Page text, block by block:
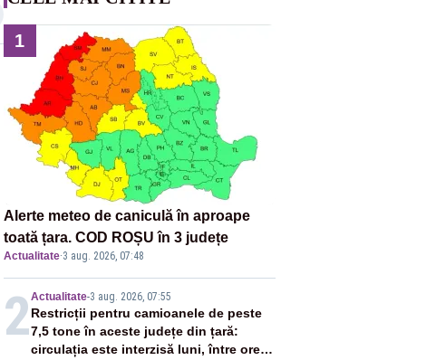
1
Alerte meteo de caniculă în aproape
toată țara. COD ROȘU în 3 județe
Actualitate·3 aug. 2026, 07:48
2Actualitate-3 aug. 2026, 07:55
Restricții pentru camioanele de peste
7,5 tone în aceste județe din țară:
circulația este interzisă luni, între orele